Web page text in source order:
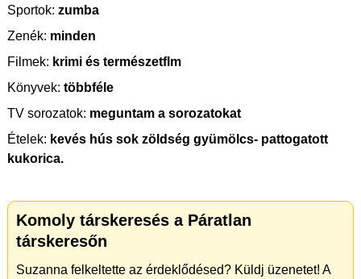
Sportok: zumba
Zenék: minden
Filmek: krimi és természetflm
Könyvek: többféle
TV sorozatok: meguntam a sorozatokat
Ételek: kevés hús sok zöldség gyümölcs- pattogatott
kukorica.
Komoly társkeresés a Páratlan
társkeresőn
Suzanna felkeltette az érdeklődésed? Küldj üzenetet! A